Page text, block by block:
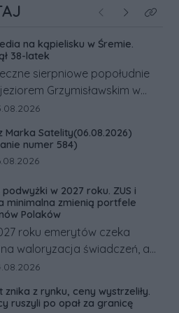
Poprzednie
NastępneKliknij
na kąpielisku w Śremie.
38-latek
sierpniowe popołudnie
Grzymisławskim w
śremskim zakończyło się
nawet natychmiastowe
służb ratunkowych.
artykułu:
Marka Satelity(06.08.2026)
numer 584)
artykułu:
podwyżki w 2027 roku. ZUS i
minimalna zmienią portfele
Polaków
roku emerytów czeka
waloryzacja świadczeń, a
podwyżka płacy
zyskają.
artykułu:
znika z rynku, ceny wystrzeliły.
ruszyli po opał za granicę